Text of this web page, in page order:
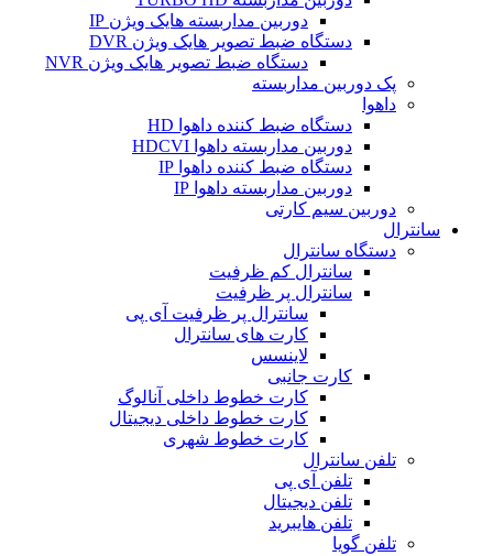
دوربین مداربسته هایک ویژن IP
دستگاه ضبط تصویر هایک ویژن DVR
دستگاه ضبط تصویر هایک ویژن NVR
پک دوربین مداربسته
داهوا
دستگاه ضبط کننده داهوا HD
دوربین مداربسته داهوا HDCVI
دستگاه ضبط کننده داهوا IP
دوربین مداربسته داهوا IP
دوربین سیم کارتی
سانترال
دستگاه سانترال
سانترال کم ظرفیت
سانترال پر ظرفیت
سانترال پر ظرفیت آی پی
کارت های سانترال
لاینسس
کارت جانبی
کارت خطوط داخلی آنالوگ
کارت خطوط داخلی دیجیتال
کارت خطوط شهری
تلفن سانترال
تلفن آی پی
تلفن دیجیتال
تلفن هایبرید
تلفن گویا